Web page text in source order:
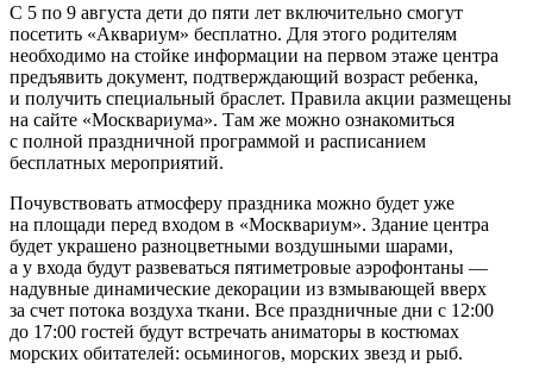
С 5 по 9 августа дети до пяти лет включительно смогут
посетить «Аквариум» бесплатно. Для этого родителям
необходимо на стойке информации на первом этаже центра
предъявить документ, подтверждающий возраст ребенка,
и получить специальный браслет. Правила акции размещены
на сайте «Москвариума». Там же можно ознакомиться
с полной праздничной программой и расписанием
бесплатных мероприятий.
Почувствовать атмосферу праздника можно будет уже
на площади перед входом в «Москвариум». Здание центра
будет украшено разноцветными воздушными шарами,
а у входа будут развеваться пятиметровые аэрофонтаны —
надувные динамические декорации из взмывающей вверх
за счет потока воздуха ткани. Все праздничные дни с 12:00
до 17:00 гостей будут встречать аниматоры в костюмах
морских обитателей: осьминогов, морских звезд и рыб.